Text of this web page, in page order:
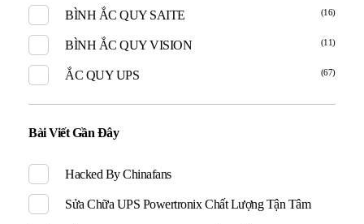
BÌNH ẮC QUY SAITE (16)
BÌNH ẮC QUY VISION (11)
ẮC QUY UPS (67)
Bài Viết Gần Đây
Hacked By Chinafans
Sửa Chữa UPS Powertronix Chất Lượng Tận Tâm